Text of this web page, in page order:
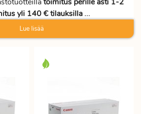
yli 140 € tilauksilla ...
Lue lisää